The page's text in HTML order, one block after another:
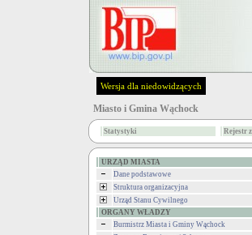
Wersja dla niedowidzących
Miasto i Gmina Wąchock
Statystyki Rejestr
URZĄD MIASTA
Dane podstawowe
Struktura organizacyjna
Urząd Stanu Cywilnego
ORGANY WŁADZY
Burmistrz Miasta i Gminy Wąchock